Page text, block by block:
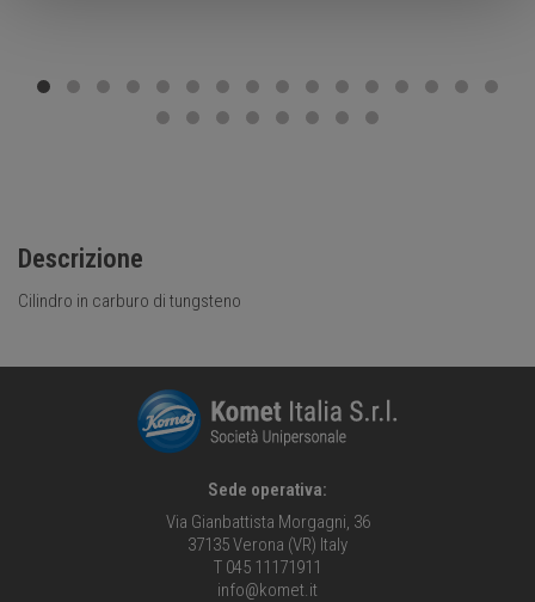
Descrizione
Cilindro in carburo di tungsteno
Sede operativa:
Via Gianbattista Morgagni, 36
37135 Verona (VR) Italy
T 045 11171911
info@komet.it